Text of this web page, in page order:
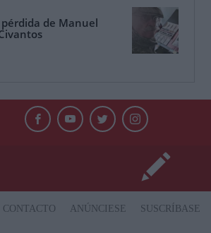
de Manuel
CONTACTO ANÚNCIESE
SUSCRÍBASE